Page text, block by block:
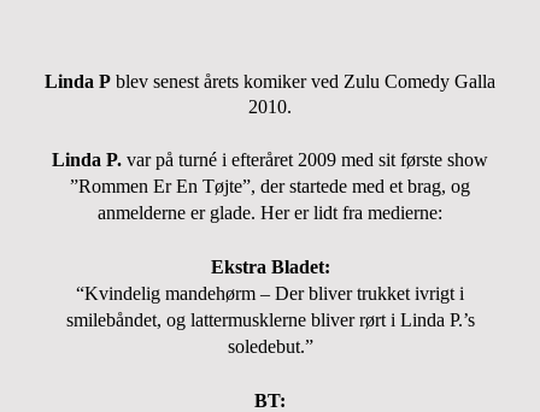
Linda P blev senest årets komiker ved Zulu Comedy Galla
2010.
Linda P. var på turné i efteråret 2009 med sit første show
”Rommen Er En Tøjte”, der startede med et brag, og
anmelderne er glade. Her er lidt fra medierne:
Ekstra Bladet:
“Kvindelig mandehørm – Der bliver trukket ivrigt i
smilebåndet, og lattermusklerne bliver rørt i Linda P.’s
soledebut.”
BT: